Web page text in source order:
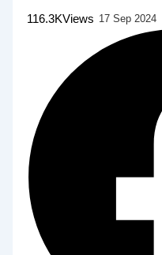
116.3KViews 17 Sep 2024